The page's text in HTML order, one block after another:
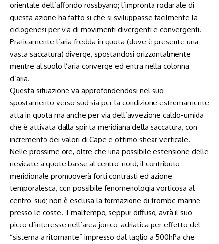
orientale dell’affondo rossbyano; l’impronta rodanale di
questa azione ha fatto si che si sviluppasse facilmente la
ciclogenesi per via di movimenti divergenti e convergenti.
Praticamente l’aria fredda in quota (dove è presente una
vasta saccatura) diverge, spostandosi orizzontalmente
mentre al suolo l’aria converge ed entra nella colonna
d’aria.
Questa situazione va approfondendosi nel suo
spostamento verso sud sia per la condizione estremamente
atta in quota ma anche per via dell’avvezione caldo-umida
che è attivata dalla spinta meridiana della saccatura, con
incremento dei valori di Cape e ottimo shear verticale.
Nelle prossime ore, oltre che una possibile estensione delle
nevicate a quote basse al centro-nord, il contributo
meridionale promuoverà forti contrasti ed azione
temporalesca, con possibile fenomenologia vorticosa al
centro-sud; non è esclusa la formazione di trombe marine
presso le coste. Il maltempo, seppur diffuso, avrà il suo
picco d’interesse nell’area jonico-adriatica per effetto del
“sistema a ritornante” impresso dal taglio a 500hPa che